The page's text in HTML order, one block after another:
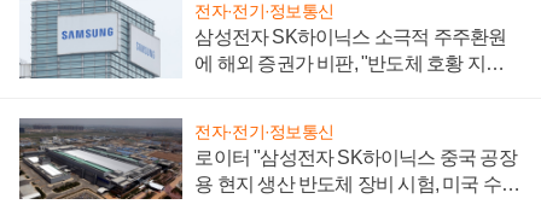
전자·전기·정보통신
삼성전자 SK하이닉스 소극적 주주환원
에 해외 증권가 비판, "반도체 호황 지속
전자·전기·정보통신
로이터 "삼성전자 SK하이닉스 중국 공장
용 현지 생산 반도체 장비 시험, 미국 수출